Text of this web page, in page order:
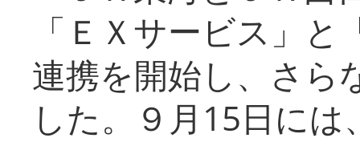
「ＥＸサービス」
連携を開始し、さら
した。９月15日に